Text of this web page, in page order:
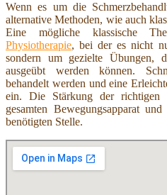
Wenn es um die
alternative Methoden, wie auch
Eine mögliche klassische
Physiotherapie, bei der es nicht
sondern um gezielte Übungen,
ausgeübt werden können.
behandelt werden und eine
ein. Die Stärkung der richtigen
gesamten Bewegungsapparat
benötigten Stelle.